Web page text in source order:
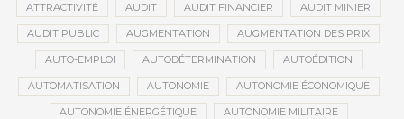
ATTRACTIVITÉ AUDIT AUDIT FINANCIER AUDIT MINIER
AUDIT PUBLIC AUGMENTATION AUGMENTATION DES PRIX
AUTO-EMPLOI AUTODÉTERMINATION AUTOÉDITION
AUTOMATISATION AUTONOMIE AUTONOMIE ÉCONOMIQUE
AUTONOMIE ÉNERGÉTIQUE AUTONOMIE MILITAIRE